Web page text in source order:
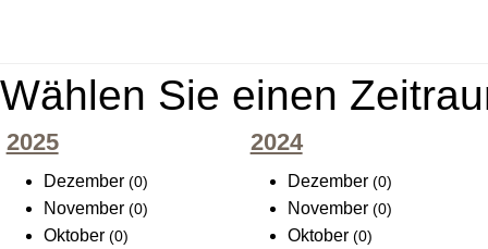
Wählen Sie einen
2025
Dezember (0)
November (0)
Oktober (0)
2024
Dezember(0)
November(0)
Oktober(0)